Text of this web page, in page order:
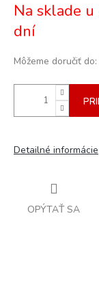
cena:
Na sklade
dní
Môžeme doručiť do:
Detailné informácie
OPÝTAŤ SA